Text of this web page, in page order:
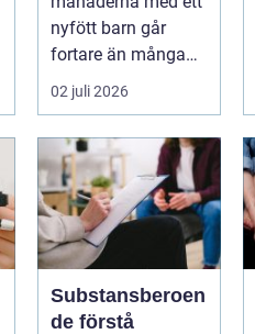
nyfött barn går
fortare än många
hinner med. Ena
dagen ryms hela
foten i...
02 juli 2026
Substansberoen
de förstå